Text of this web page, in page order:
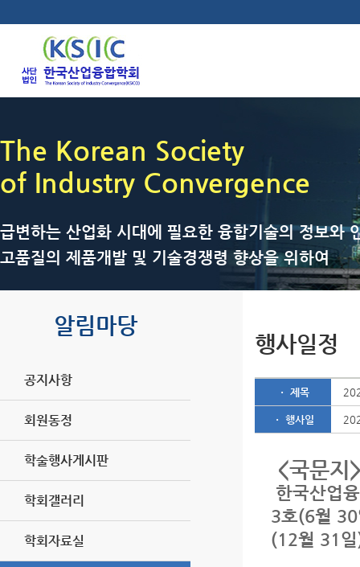
The Korean Society
of Industry Convergence
급변하는 산업화 시대에 필요한 융합기술의 정보와
고품질의 제품개발 및 기술경쟁령 향상을 위하여
알림마당
공지사항
회원동정
학술행사게시판
학회갤러리
학회자료실
행사일정
ㆍ 제목
ㆍ 행사일
<국문지
한국산업
3호(6월
(12월 31